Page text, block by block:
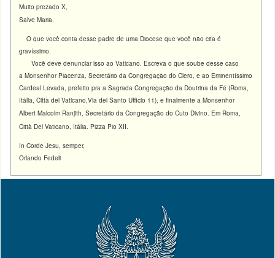
Muito prezado X,
Salve Maria.
O que você conta desse padre de uma Diocese que você não cita é
gravíssimo.
Você deve denunciar isso ao Vaticano. Escreva o que soube desse caso
a Monsenhor Piacenza, Secretário da Congregação do Clero, e ao Eminentíssimo
Cardeal Levada, prefeito pra a Sagrada Congregação da Doutrina da Fé (Roma,
Itália, Città del Vaticano,Via del Santo Ufficio 11), e finalmente a Monsenhor
Albert Malcolm Ranjith, Secretário da Congregação do Cuto Divino. Em Roma,
Città Del Vaticano, Itália. Pizza Pio XII.
In Corde Jesu, semper,
Orlando Fedeli